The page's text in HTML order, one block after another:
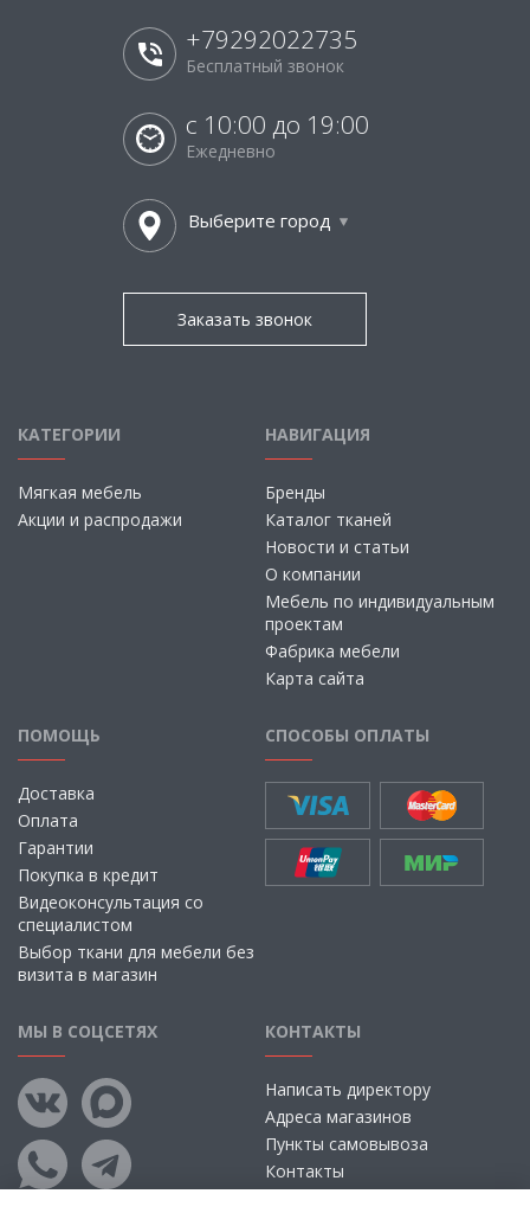
+79292022735
Бесплатный звонок
с 10:00 до 19:00
Ежедневно
Выберите город
Заказать звонок
КАТЕГОРИИ
Мягкая мебель
Акции и распродажи
НАВИГАЦИЯ
Бренды
Каталог тканей
Новости и статьи
О компании
Мебель по индивидуальным
проектам
Фабрика мебели
Карта сайта
ПОМОЩЬ
Доставка
Оплата
Гарантии
Покупка в кредит
Видеоконсультация со
специалистом
Выбор ткани для мебели без
визита в магазин
СПОСОБЫ ОПЛАТЫ
МЫ В СОЦСЕТЯХ КОНТАКТЫ
Написать директору
Адреса магазинов
Пункты самовывоза
Контакты